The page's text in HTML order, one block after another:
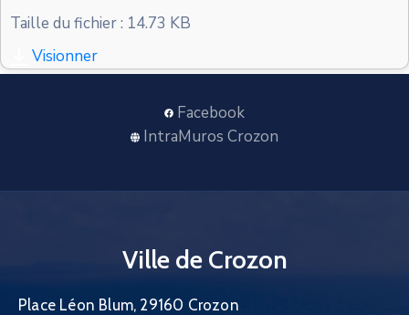
Taille du fichier : 14.73 KB
Visionner
Facebook
IntraMuros Crozon
Ville de Crozon
Place Léon Blum, 29160 Crozon